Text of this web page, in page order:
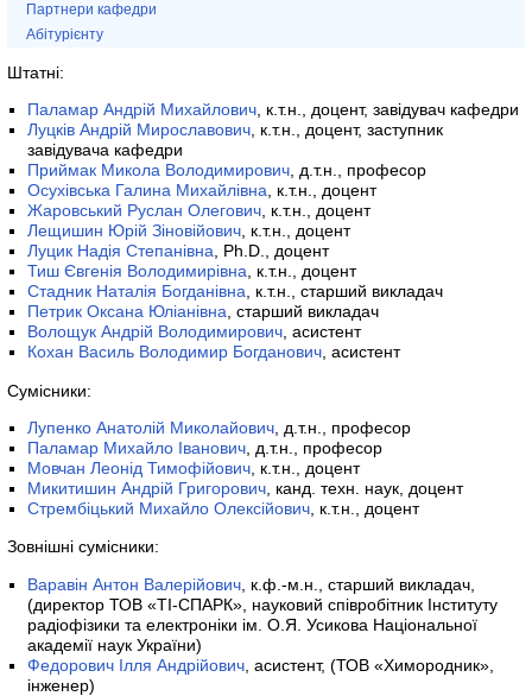
Партнери кафедри
Абітурієнту
Штатні:
Паламар Андрій Михайлович, к.т.н., доцент, завідувач кафедри
Луцків Андрій Мирославович, к.т.н., доцент, заступник
завідувача кафедри
Приймак Микола Володимирович, д.т.н., професор
Осухівська Галина Михайлівна, к.т.н., доцент
Жаровський Руслан Олегович, к.т.н., доцент
Лещишин Юрій Зіновійович, к.т.н., доцент
Луцик Надія Степанівна, Ph.D., доцент
Тиш Євгенія Володимирівна, к.т.н., доцент
Стадник Наталія Богданівна, к.т.н., старший викладач
Петрик Оксана Юліанівна, старший викладач
Волощук Андрій Володимирович, асистент
Кохан Василь Володимир Богданович, асистент
Сумісники:
Лупенко Анатолій Миколайович , д.т.н., професор
Паламар Михайло Іванович , д.т.н., професор
Мовчан Леонід Тимофійович , к.т.н., доцент
Микитишин Андрій Григорович , канд. техн. наук, доцент
Стрембіцький Михайло Олексійович , к.т.н., доцент
Зовнішні сумісники:
Варавін Антон Валерійович , к.ф.-м.н., старший викладач,
(директор ТОВ «ТІ-СПАРК», науковий співробітник Інституту
радіофізики та електроніки ім. О.Я. Усикова Національної
академії наук України)
Федорович Ілля Андрійович , асистент, (ТОВ «Химородник»,
інженер)